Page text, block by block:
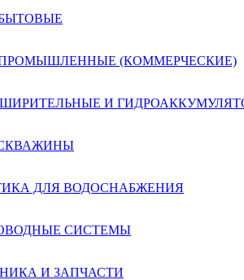
(КОММЕРЧЕСКИЕ)
И
ДЛЯ ВОДОСНАБЖЕНИЯ
СИСТЕМЫ
И ЗАПЧАСТИ